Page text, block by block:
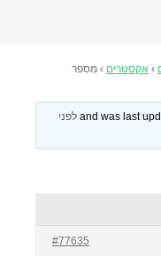
› אקסטרים › מספר
לפני
#77635